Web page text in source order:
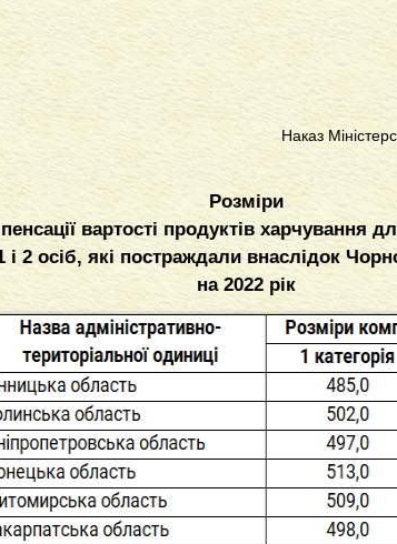
Наказ
Розміри
вартості продуктів харчування
і 2 осіб, які постраждали внаслідок
на 2022 рік